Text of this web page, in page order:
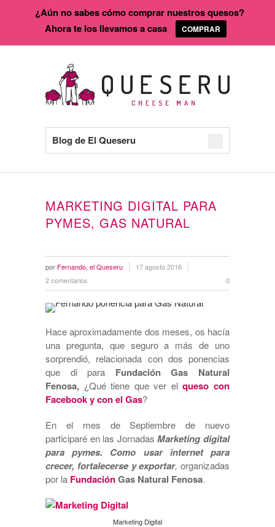
Blog de El Queseru
MARKETING DIGITAL PARA
PYMES, GAS NATURAL
por Fernando, el Queseru
17 agosto 2016
2 comentarios
0
Hace aproximadamente dos meses, os hacía
una pregunta, que seguro a más de uno
sorprendió, relacionada con dos ponencias
que di para Fundación Gas Natural
Fenosa, ¿Qué tiene que ver elqueso con
Facebook y con el Gas?
En el mes de Septiembre de nuevo
participaré en las JornadasMarketing digital
para pymes. Como usar internet para
crecer, fortalecerse y exportar, organizadas
por la FundaciónGas Natural Fenosa.
Marketing Digital
¿Aún no sabes cómo comprar nuestros quesos?
Ahora te los llevamos a casa
COMPRAR